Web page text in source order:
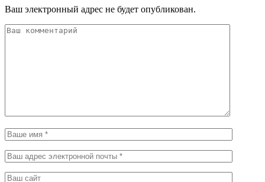
Ваш электронный адрес не будет опубликован.